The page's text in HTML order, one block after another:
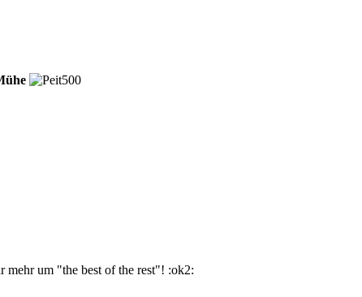
mehr um "the best of the rest"! :ok2: